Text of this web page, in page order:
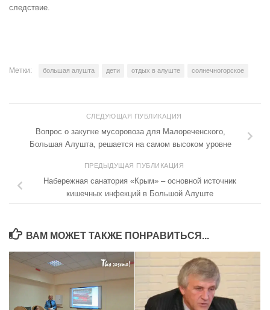
следствие.
Метки: большая алушта дети отдых в алуште солнечногорское
СЛЕДУЮЩАЯ ПУБЛИКАЦИЯ
Вопрос о закупке мусоровоза для Малореченского,
Большая Алушта, решается на самом высоком уровне
ПРЕДЫДУЩАЯ ПУБЛИКАЦИЯ
Набережная санатория «Крым» – основной источник
кишечных инфекций в Большой Алуште
ВАМ МОЖЕТ ТАКЖЕ ПОНРАВИТЬСЯ...